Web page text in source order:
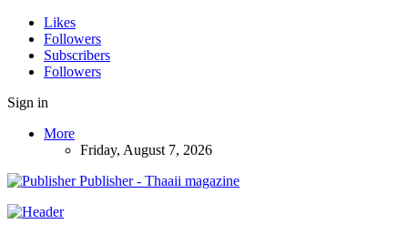
Likes
Followers
Subscribers
Followers
Sign in
More
Friday, August 7, 2026
Publisher - Thaaii magazine